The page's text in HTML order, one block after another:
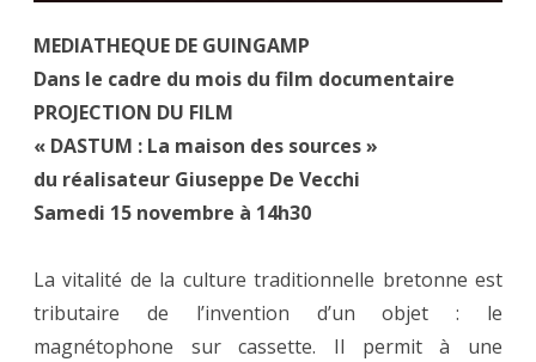
MEDIATHEQUE DE GUINGAMP
Dans le cadre du mois du film documentaire
PROJECTION DU FILM
« DASTUM : La maison des sources »
du réalisateur Giuseppe De Vecchi
Samedi 15 novembre à 14h30
La vitalité de la culture traditionnelle bretonne est
tributaire de l’invention d’un objet : le
magnétophone sur cassette. Il permit à une